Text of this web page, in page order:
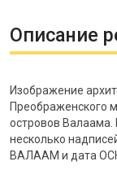
Описание
Изображение
Преображенского
островов Валаама.
несколько
ВАЛААМ и дата